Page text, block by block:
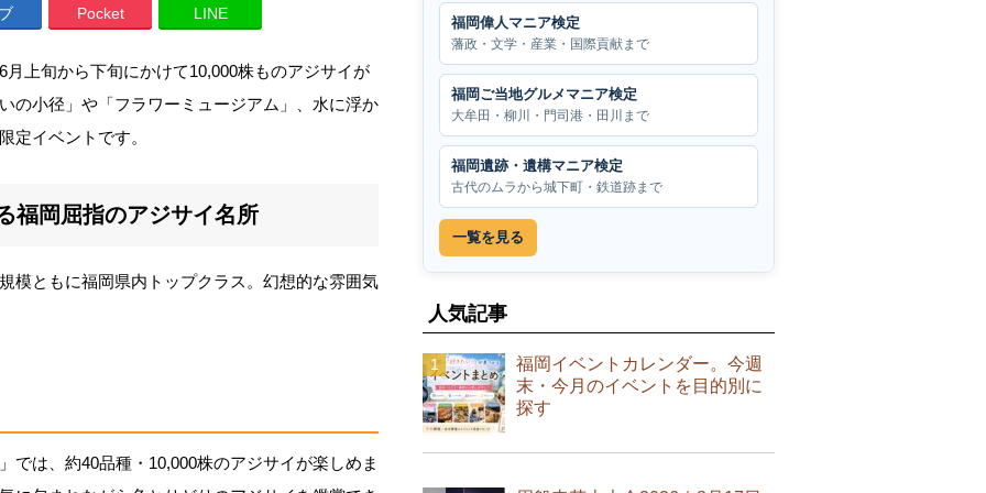
Pocket LINE
上旬から下旬にかけて10,000株ものアジサイが
の小径」や「フラワーミュージアム」、水に浮か
定イベントです。
福岡屈指のアジサイ名所
模ともに福岡県内トップクラス。幻想的な雰囲気
では、約40品種・10,000株のアジサイが楽しめま
福岡偉人マニア検定
藩政・文学・産業・国際貢献まで
福岡ご当地グルメマニア検定
大牟田・柳川・門司港・田川まで
福岡遺跡・遺構マニア検定
古代のムラから城下町・鉄道跡まで
一覧を見る
人気記事
福岡イベントカレンダー。今週
末・今月のイベントを目的別に
探す